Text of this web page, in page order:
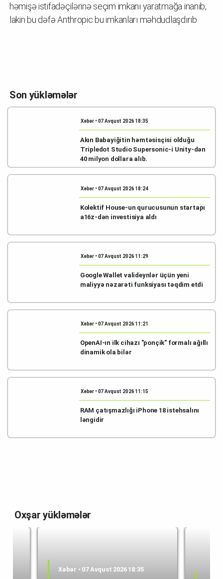
həmişə istifadəçilərinə seçim imkanı yaratmağa inanıb,
lakin bu dəfə Anthropic bu imkanları məhdudlaşdırıb.
Son yükləmələr
Xəbər • 07 Avqust 2026 18:35
Akın Babayiğitin həmtəsisçisi olduğu
Tripledot Studio Supersonic-i Unity-dən
40 milyon dollara alıb.
Xəbər • 07 Avqust 2026 18:24
Kolektif House-un qurucusunun startapı
a16z-dən investisiya aldı
Xəbər • 07 Avqust 2026 11:29
Google Wallet valideynlər üçün yeni
maliyyə nəzarəti funksiyası təqdim etdi
Xəbər • 07 Avqust 2026 11:21
OpenAI-ın ilk cihazı "ponçik" formalı ağıllı
dinamik ola bilər
Xəbər • 07 Avqust 2026 11:15
RAM çatışmazlığı iPhone 18 istehsalını
ləngidir
Oxşar yükləmələr
Xəbər • 07 Avqust 2026 18:35